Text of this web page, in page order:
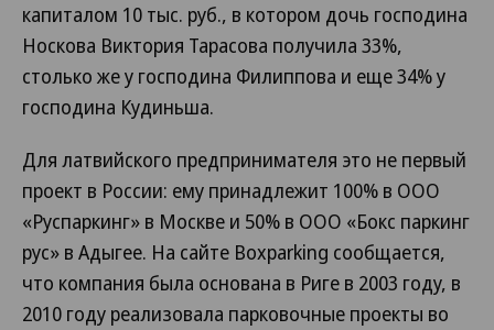
капиталом 10 тыс. руб., в котором дочь господина
Носкова Виктория Тарасова получила 33%,
столько же у господина Филиппова и еще 34% у
господина Кудиньша.
Для латвийского предпринимателя это не первый
проект в России: ему принадлежит 100% в ООО
«Руспаркинг» в Москве и 50% в ООО «Бокс паркинг
рус» в Адыгее. На сайте Boxparking сообщается,
что компания была основана в Риге в 2003 году, в
2010 году реализовала парковочные проекты во